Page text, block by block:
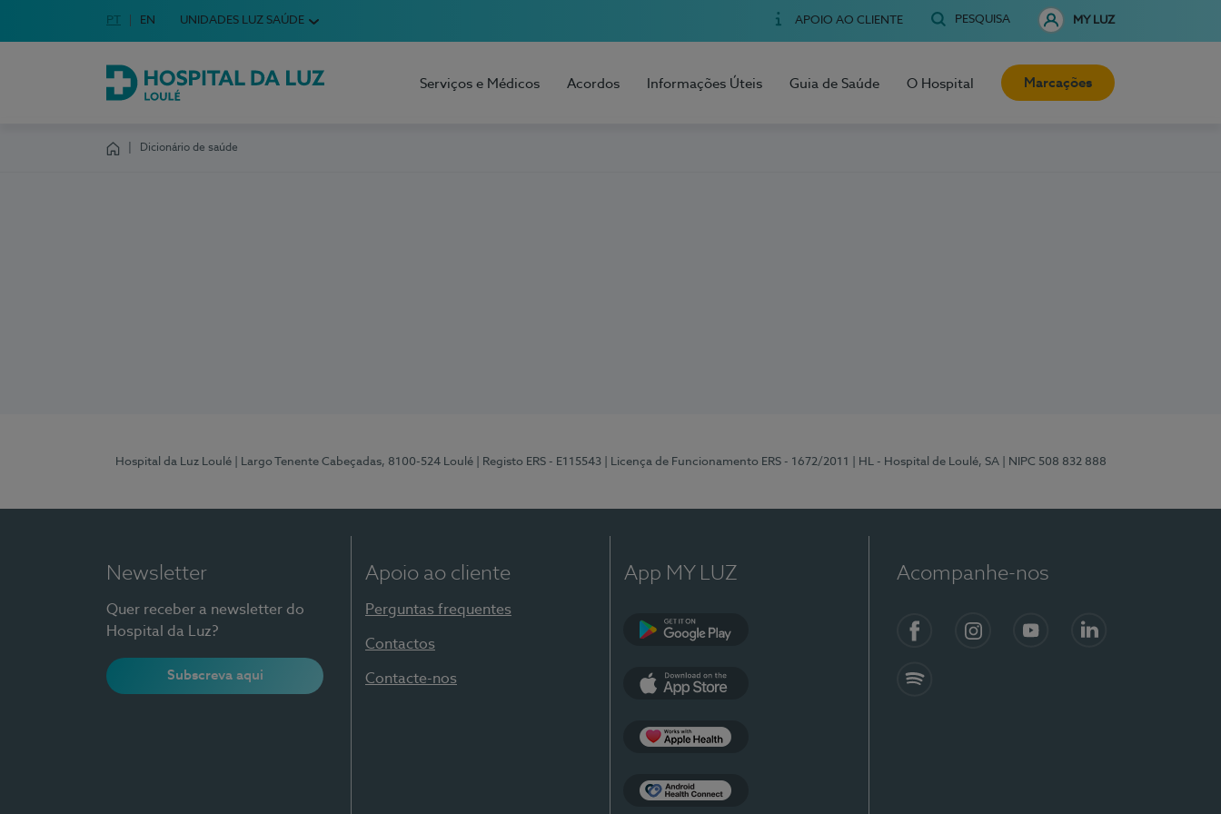
Escolha o seu idioma
Idioma em Português
PT English Language
EN UNIDADES LUZ SAÚDE APOIO AO CLIENTE PESQUISA MY LUZ
Hospital da Luz Loulé
Serviços e Médicos Acordos Informações Úteis Guia de Saúde O Hospital Marcações
Dicionário de saúde
Hospital da Luz Loulé | Largo Tenente Cabeçadas, 8100-524 Loulé | Registo ERS - E115543 | Licença de Funcionamento ERS - 1672/2011 | HL - Hospital de Loulé, SA | NIPC 508 832 888
Newsletter
Quer receber a newsletter do
Hospital da Luz?
Subscreva aqui
Apoio ao cliente
Perguntas frequentes
Contactos
Contacte-nos
App MY LUZ Acompanhe-nos